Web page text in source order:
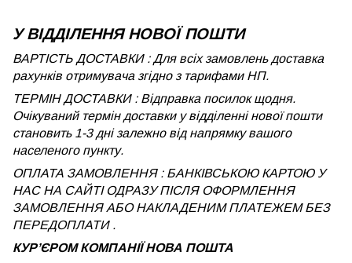
У ВІДДІЛЕННЯ НОВОЇ ПОШТИ
ВАРТІСТЬ ДОСТАВКИ : Для всіх замовлень доставка
рахунків отримувача згідно з тарифами НП.
ТЕРМІН ДОСТАВКИ : Відправка посилок щодня.
Очікуваний термін доставки у відділенні нової пошти
становить 1-3 дні залежно від напрямку вашого
населеного пункту.
ОПЛАТА ЗАМОВЛЕННЯ : БАНКІВСЬКОЮ КАРТОЮ У
НАС НА САЙТІ ОДРАЗУ ПІСЛЯ ОФОРМЛЕННЯ
ЗАМОВЛЕННЯ АБО НАКЛАДЕНИМ ПЛАТЕЖЕМ БЕЗ
ПЕРЕДОПЛАТИ .
КУРʼЄРОМ КОМПАНІЇ НОВА ПОШТА